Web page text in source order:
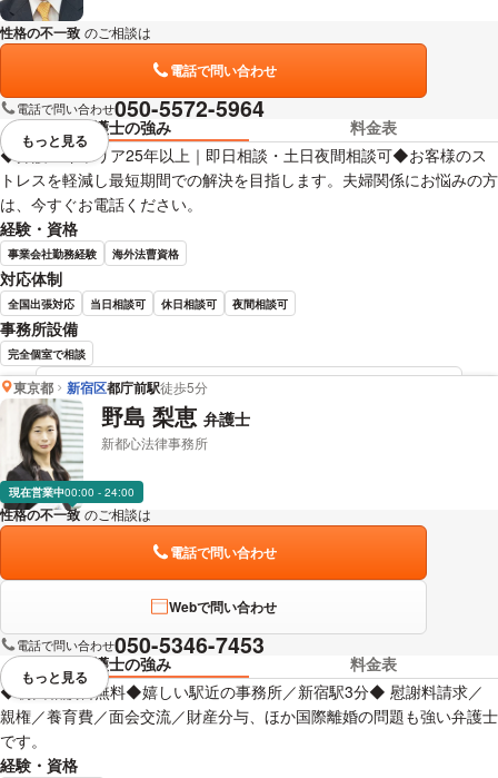
性格の不一致 のご相談は
電話で問い合わせ
電話で問い合わせ050-5572-5964
弁護士の強み
料金表
◆弁護士キャリア25年以上｜即日相談・土日夜間相談可◆お客様のス
トレスを軽減し最短期間での解決を目指します。夫婦関係にお悩みの方
は、今すぐお電話ください。
経験・資格
事業会社勤務経験 海外法曹資格
対応体制
全国出張対応 当日相談可 休日相談可 夜間相談可
事務所設備
完全個室で相談
加藤 尚憲 弁護士の詳細情報を見る
視覚的に省略されている要素を
もっと見る
東京都 新宿区都庁前駅徒歩5分
野島 梨恵 弁護士
新都心法律事務所
現在営業中00:00 - 24:00
性格の不一致 のご相談は
電話で問い合わせ
Webで問い合わせ
電話で問い合わせ050-5346-7453
弁護士の強み
料金表
◆初回相談料無料◆嬉しい駅近の事務所／新宿駅3分◆ 慰謝料請求／
親権／養育費／面会交流／財産分与、ほか国際離婚の問題も強い弁護士
です。
経験・資格
視覚的に省略されている要素を
もっと見る